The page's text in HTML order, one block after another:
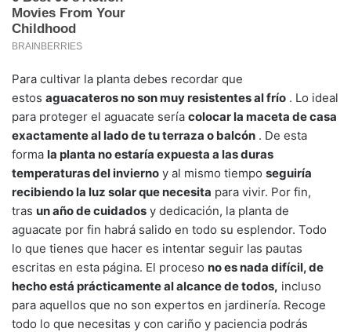
Para cultivar la planta debes recordar que
estos aguacateros no son muy resistentes al frío . Lo ideal
para proteger el aguacate sería colocar la maceta de casa
exactamente al lado de tu terraza o balcón . De esta
forma la planta no estaría expuesta a las duras
temperaturas del invierno y al mismo tiempo seguiría
recibiendo la luz solar que necesita para vivir. Por fin,
tras un año de cuidados y dedicación, la planta de
aguacate por fin habrá salido en todo su esplendor. Todo
lo que tienes que hacer es intentar seguir las pautas
escritas en esta página. El proceso no es nada difícil, de
hecho está prácticamente al alcance de todos, incluso
para aquellos que no son expertos en jardinería. Recoge
todo lo que necesitas y con cariño y paciencia podrás